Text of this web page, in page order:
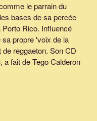
le parrain du
bases de sa percée
Rico. Influencé
propre 'voix de la
reggaeton. Son CD
a fait de Tego Calderon